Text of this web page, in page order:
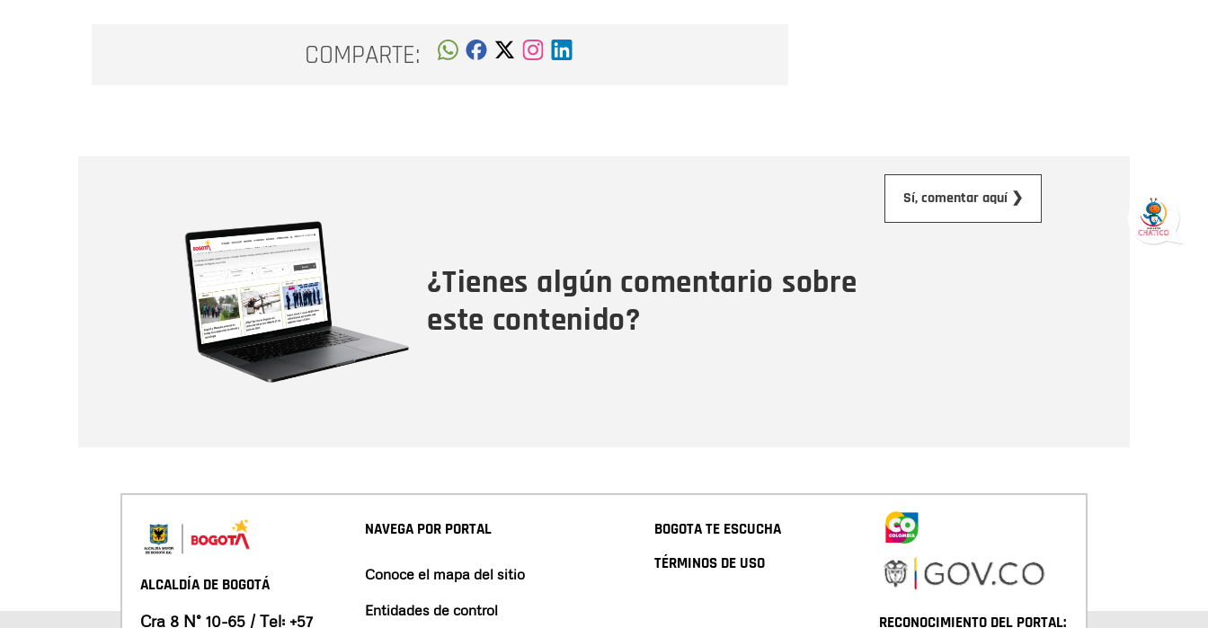
COMPARTE:
¿Tienes algún comentario sobre
este contenido?
Sí, comentar aquí ❯
ALCALDÍA DE BOGOTÁ
Cra 8 N° 10-65 / Tel: +57
NAVEGA POR PORTAL
Conoce el mapa del sitio
Entidades de control
BOGOTA TE ESCUCHA
TÉRMINOS DE USO
RECONOCIMIENTO DEL PORTAL: